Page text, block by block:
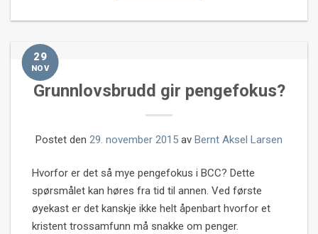
29
NOV
Grunnlovsbrudd gir pengefokus?
Postet den 29. november 2015 av Bernt Aksel Larsen
Hvorfor er det så mye pengefokus i BCC? Dette
spørsmålet kan høres fra tid til annen. Ved første
øyekast er det kanskje ikke helt åpenbart hvorfor et
kristent trossamfunn må snakke om penger.